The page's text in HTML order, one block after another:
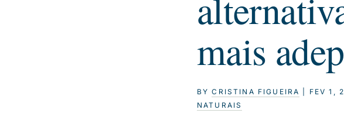
mais
BYCRISTINA FIGUEIRA FEV 1,
NATURAIS